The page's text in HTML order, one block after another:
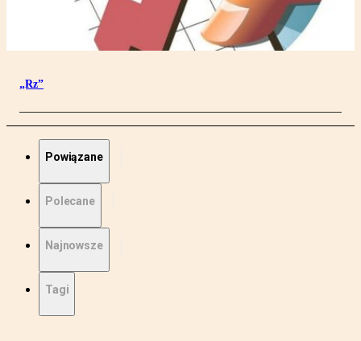
„Rz”
Powiązane
Polecane
Najnowsze
Tagi